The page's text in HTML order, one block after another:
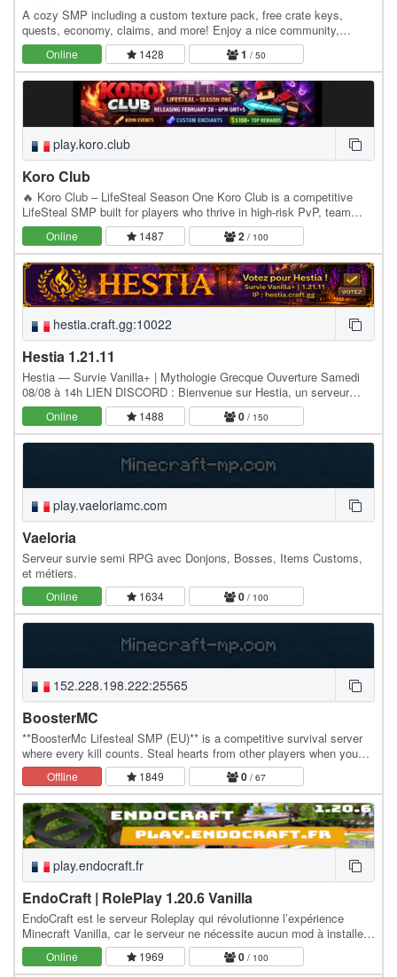
A cozy SMP including a custom texture pack, free crate keys,
quests, economy, claims, and more! Enjoy a nice community,
unique enchants, collect hats, and make the best…
Online 1428 1 / 50
play.koro.club
Koro Club
🔥 Koro Club – LifeSteal Season One Koro Club is a competitive
LifeSteal SMP built for players who thrive in high-risk PvP, team
wars, and long-term progression. Every…
Online 1487 2 / 100
hestia.craft.gg:10022
Hestia 1.21.11
Hestia — Survie Vanilla+ | Mythologie Grecque Ouverture Samedi
08/08 à 14h LIEN DISCORD : Bienvenue sur Hestia, un serveur
survie semi-rp en 1.21.11 inspiré de la…
Online 1488 0 / 150
play.vaeloriamc.com
Vaeloria
Serveur survie semi RPG avec Donjons, Bosses, Items Customs,
et métiers.
Online 1634 0 / 100
152.228.198.222:25565
BoosterMC
**BoosterMc Lifesteal SMP (EU)** is a competitive survival server
where every kill counts. Steal hearts from other players when you
kill them and become stronger, but be…
Offline 1849 0 / 67
play.endocraft.fr
EndoCraft | RolePlay 1.20.6 Vanilla
EndoCraft est le serveur Roleplay qui révolutionne l’expérience
Minecraft Vanilla, car le serveur ne nécessite aucun mod à installer !
Plongez dans une aventure…
Online 1969 0 / 100